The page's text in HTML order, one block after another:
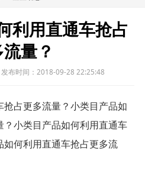
利用直通车抢占
量？
发布时间：2018-09-28 22:25:48
占更多流量？小类目产品如
小类目产品如何利用直通车
何利用直通车抢占更多流